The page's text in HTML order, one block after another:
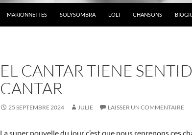
MARIONNETTES SOLYSOMBRA LOLI CHANSONS
EL CANTAR TIENE
CANTAR
25 SEPTEMBRE 2024 JULIE LAISSER UN COMMENTAIRE
La super nouvelle du jour c’est que nous reprenons ces